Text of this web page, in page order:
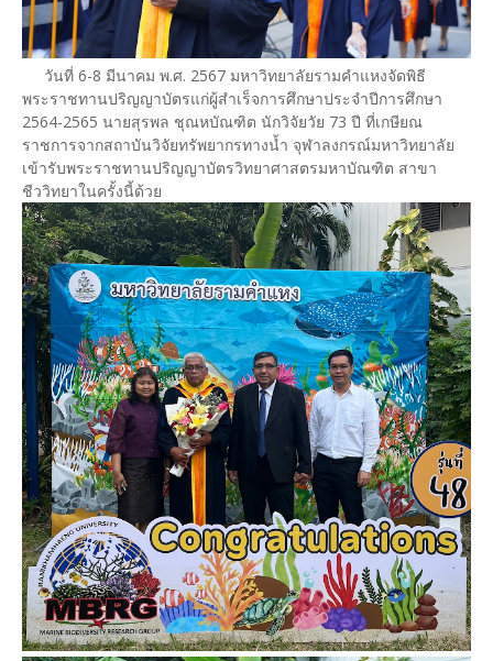
วันที่ 6-8 มีนาคม พ.ศ. 2567 มหาวิทยาลัยรามคำแหงจัดพิธี
พระราชทานปริญญาบัตรแก่ผู้สำเร็จการศึกษาประจำปีการศึกษา
2564-2565 นายสุรพล ชุณหบัณฑิต นักวิจัยวัย 73 ปี ที่เกษียณ
ราชการจากสถาบันวิจัยทรัพยากรทางน้ำ จุฬาลงกรณ์มหาวิทยาลัย
เข้ารับพระราชทานปริญญาบัตรวิทยาศาสตรมหาบัณฑิต สาขา
ชีววิทยาในครั้งนี้ด้วย